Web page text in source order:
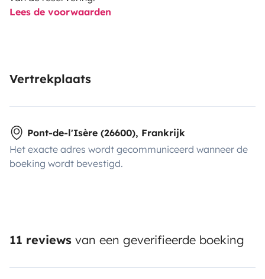
Lees de voorwaarden
Vertrekplaats
Pont-de-l'Isère (26600), Frankrijk
Het exacte adres wordt gecommuniceerd wanneer de
boeking wordt bevestigd.
11 reviews van een geverifieerde boeking